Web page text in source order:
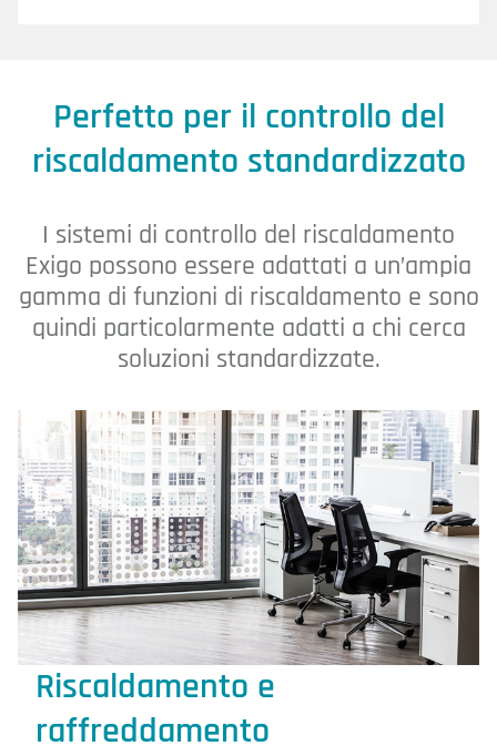
Perfetto per il controllo del
riscaldamento standardizzato
I sistemi di controllo del riscaldamento
Exigo possono essere adattati a un’ampia
gamma di funzioni di riscaldamento e sono
quindi particolarmente adatti a chi cerca
soluzioni standardizzate.
Riscaldamento e
raffreddamento